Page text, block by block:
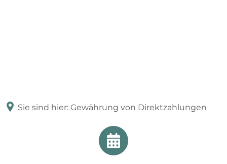
Sie sind hier: Gewährung von Direktzahlungen